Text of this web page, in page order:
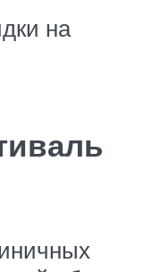
на